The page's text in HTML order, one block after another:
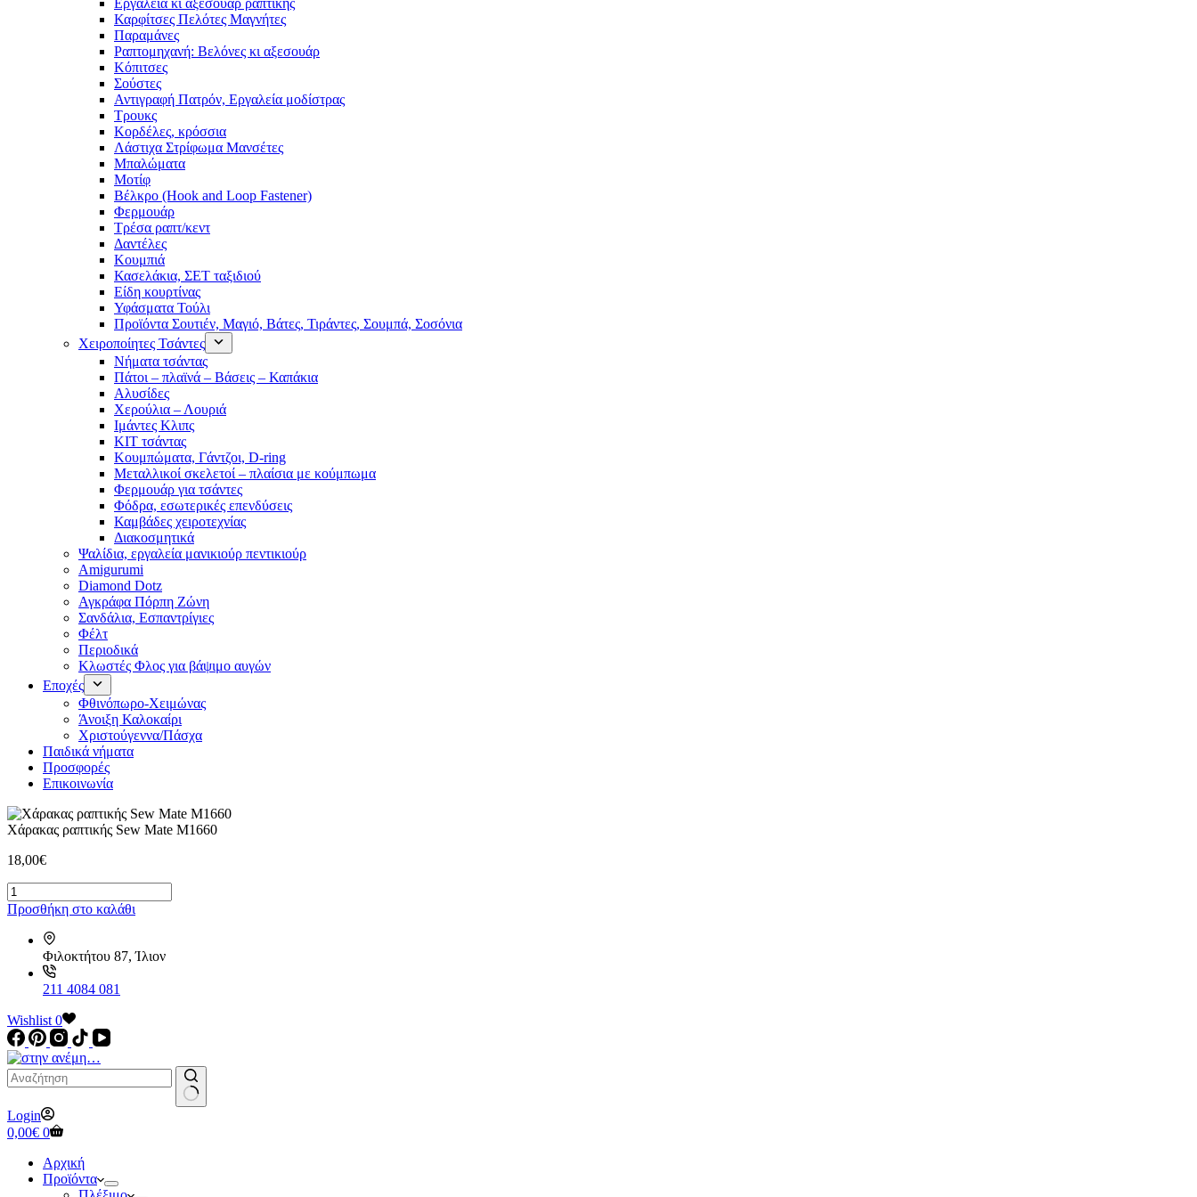
Εργαλεία κι αξεσουάρ ραπτικής
Καρφίτσες Πελότες Μαγνήτες
Παραμάνες
Ραπτομηχανή: Βελόνες κι αξεσουάρ
Κόπιτσες
Σούστες
Αντιγραφή Πατρόν, Εργαλεία μοδίστρας
Τρουκς
Κορδέλες, κρόσσια
Λάστιχα Στρίφωμα Μανσέτες
Μπαλώματα
Mοτίφ
Βέλκρο (Hook and Loop Fastener)
Φερμουάρ
Τρέσα ραπτ/κεντ
Δαντέλες
Κουμπιά
Κασελάκια, ΣΕΤ ταξιδιού
Είδη κουρτίνας
Υφάσματα Τούλι
Προϊόντα Σουτιέν, Μαγιό, Βάτες, Τιράντες, Σουμπά, Σοσόνια
Χειροποίητες Τσάντες
Νήματα τσάντας
Πάτοι – πλαϊνά – Βάσεις – Καπάκια
Αλυσίδες
Χερούλια – Λουριά
Ιμάντες Κλιπς
ΚΙΤ τσάντας
Κουμπώματα, Γάντζοι, D-ring
Μεταλλικοί σκελετοί – πλαίσια με κούμπωμα
Φερμουάρ για τσάντες
Φόδρα, εσωτερικές επενδύσεις
Καμβάδες χειροτεχνίας
Διακοσμητικά
Ψαλίδια, εργαλεία μανικιούρ πεντικιούρ
Amigurumi
Diamond Dotz
Αγκράφα Πόρπη Ζώνη
Σανδάλια, Εσπαντρίγιες
Φέλτ
Περιοδικά
Κλωστές Φλος για βάψιμο αυγών
Εποχές
Φθινόπωρο-Χειμώνας
Άνοιξη Καλοκαίρι
Χριστούγεννα/Πάσχα
Παιδικά νήματα
Προσφορές
Επικοινωνία
Χάρακας ραπτικής Sew Mate M1660
18,00€
Χάρακας
ραπτικής
Sew
Mate
M1660
ποσότητα
Προσθήκη στο καλάθι
Φιλοκτήτου 87, Ίλιον
211 4084 081
Wishlist 0
No
results
Login
Καλάθι
0,00€ 0
Αρχική
Προϊόντα